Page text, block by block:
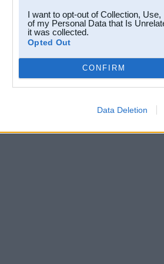
I want to opt-out of Collection,
of my Personal Data that Is
it was collected.
Opted Out
CONFIRM
Data Deletion